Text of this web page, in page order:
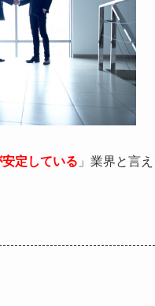
定している 」業界と言